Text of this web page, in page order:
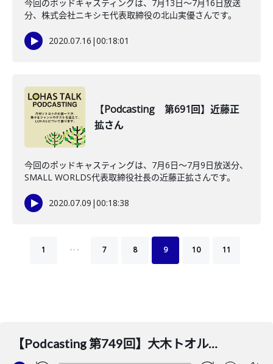
今回のポッドキャスティングは、7月13日〜7月16日放送
分、株式会社ニキシモ代表取締役の北山実優さんです。
2020.07.16 |00:18:01
【Podcasting 第691回】近藤正
拡さん
今回のポッドキャスティングは、7月6日〜7月9日放送分、
SMALL WORLDS代表取締役社長の近藤正拡さんです。
2020.07.09 |00:18:38
1 … 7 8 9 10 11
【Podcasting 第749回】大木トオルさん